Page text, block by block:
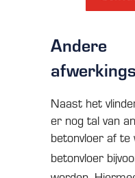
Andere
Naast het
er nog tal van
betonvloer af te
betonvloer